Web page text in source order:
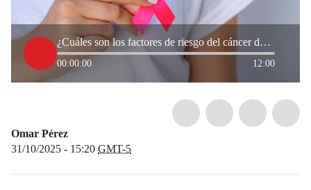
¿Cuáles son los factores de riesgo del cáncer de mamá? Doctora explicó
00:00:00 12:00
Omar Pérez
31/10/2025 - 15:20 GMT-5